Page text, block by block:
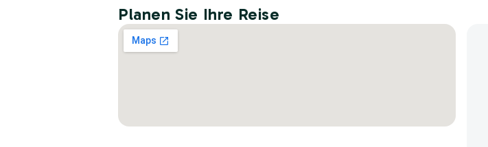
Planen Sie Ihre Reise